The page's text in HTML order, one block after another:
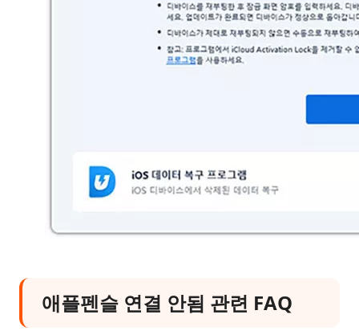
애플펜슬 연결 안됨 관련 FAQ